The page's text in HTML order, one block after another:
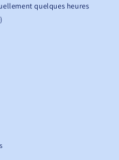
quelques heures